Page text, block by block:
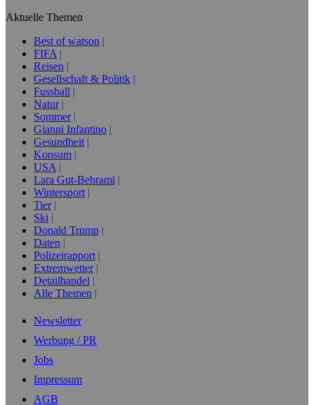
Aktuelle Themen
Best of watson
FIFA
Reisen
Gesellschaft & Politik
Fussball
Natur
Sommer
Gianni Infantino
Gesundheit
Konsum
USA
Lara Gut-Behrami
Wintersport
Tier
Ski
Donald Trump
Daten
Polizeirapport
Extremwetter
Detailhandel
Alle Themen
Newsletter
Werbung / PR
Jobs
Impressum
AGB